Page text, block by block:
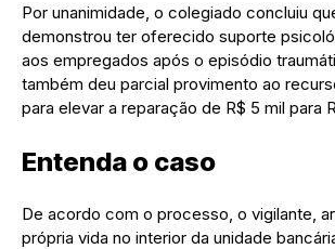
Por unanimidade, o colegiado concluiu
demonstrou ter oferecido suporte
aos empregados após o episódio
também deu parcial provimento ao
para elevar a reparação de R$ 5 mil para
Entenda o caso
De acordo com o processo, o vigilante,
própria vida no interior da unidade